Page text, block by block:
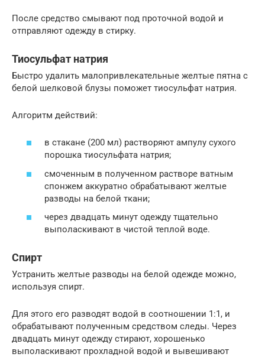
После средство смывают под проточной водой и
отправляют одежду в стирку.
Тиосульфат натрия
Быстро удалить малопривлекательные желтые пятна с
белой шелковой блузы поможет тиосульфат натрия.
Алгоритм действий:
в стакане (200 мл) растворяют ампулу сухого
порошка тиосульфата натрия;
смоченным в полученном растворе ватным
спонжем аккуратно обрабатывают желтые
разводы на белой ткани;
через двадцать минут одежду тщательно
выполаскивают в чистой теплой воде.
Спирт
Устранить желтые разводы на белой одежде можно,
используя спирт.
Для этого его разводят водой в соотношении 1:1, и
обрабатывают полученным средством следы. Через
двадцать минут одежду стирают, хорошенько
выполаскивают прохладной водой и вывешивают